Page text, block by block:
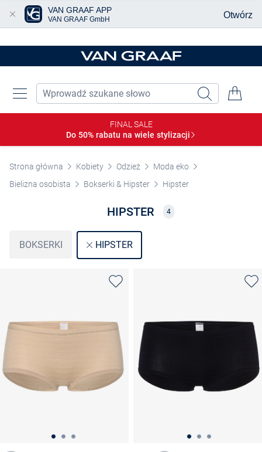
FINAL SALE
Do 50% rabatu na wiele stylizacji
Strona główna Kobiety Odzież
Moda eko
Bielizna osobista
Bokserki & Hipster Hipster
HIPSTER 4
BOKSERKI HIPSTER
VAN GRAAF APP
VAN GRAAF GmbH Otwórz